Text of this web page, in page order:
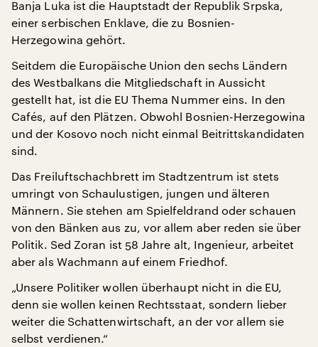
Banja Luka ist die Hauptstadt der Republik Srpska,
einer serbischen Enklave, die zu Bosnien-
Herzegowina gehört.
Seitdem die Europäische Union den sechs Ländern
des Westbalkans die Mitgliedschaft in Aussicht
gestellt hat, ist die EU Thema Nummer eins. In den
Cafés, auf den Plätzen. Obwohl Bosnien-Herzegowina
und der Kosovo noch nicht einmal Beitrittskandidaten
sind.
Das Freiluftschachbrett im Stadtzentrum ist stets
umringt von Schaulustigen, jungen und älteren
Männern. Sie stehen am Spielfeldrand oder schauen
von den Bänken aus zu, vor allem aber reden sie über
Politik. Sed Zoran ist 58 Jahre alt, Ingenieur, arbeitet
aber als Wachmann auf einem Friedhof.
„Unsere Politiker wollen überhaupt nicht in die EU,
denn sie wollen keinen Rechtsstaat, sondern lieber
weiter die Schattenwirtschaft, an der vor allem sie
selbst verdienen.“